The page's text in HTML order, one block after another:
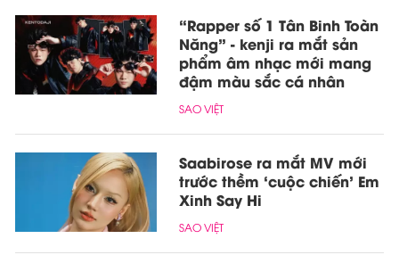
“Rapper số 1 Tân Binh Toàn
Năng” - kenji ra mắt sản
phẩm âm nhạc mới mang
đậm màu sắc cá nhân
SAO VIỆT
Saabirose ra mắt MV mới
trước thềm ‘cuộc chiến’ Em
Xinh Say Hi
SAO VIỆT